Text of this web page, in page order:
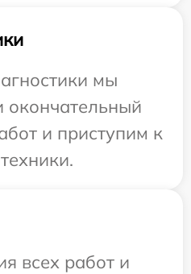
мы
окончательный
и приступим к
всех работ и